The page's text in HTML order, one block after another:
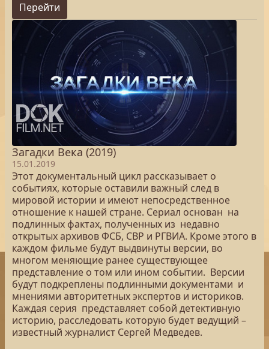
Перейти
Загадки Века (2019)
15.01.2019
Этот документальный цикл рассказывает о
событиях, которые оставили важный след в
мировой истории и имеют непосредственное
отношение к нашей стране. Сериал основан на
подлинных фактах, полученных из недавно
открытых архивов ФСБ, СВР и РГВИА. Кроме этого в
каждом фильме будут выдвинуты версии, во
многом меняющие ранее существующее
представление о том или ином событии. Версии
будут подкреплены подлинными документами и
мнениями авторитетных экспертов и историков.
Каждая серия представляет собой детективную
историю, расследовать которую будет ведущий –
известный журналист Сергей Медведев.